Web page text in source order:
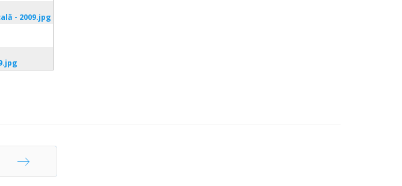
- 2009.jpg